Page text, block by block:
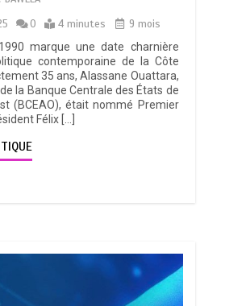
0 4 minutes
9 mois
marque une date charnière
contemporaine de la Côte
35 ans, Alassane Ouattara,
la Banque Centrale des États de
(BCEAO), était nommé Premier
Félix […]